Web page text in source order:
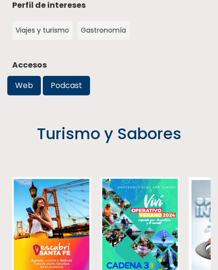
Perfil de intereses
Viajes y turismo Gastronomía
Accesos
Web
Podcast
Turismo y Sabores